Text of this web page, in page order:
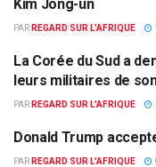
Kim Jong-un
PAR REGARD SUR L'AFRIQUE
ACTUALITÉS PAR PAYS
La Corée du Sud a
leurs militaires de
PAR REGARD SUR L'AFRIQUE
ACTUALITÉS PAR PAYS
Donald Trump
PAR REGARD SUR L'AFRIQUE